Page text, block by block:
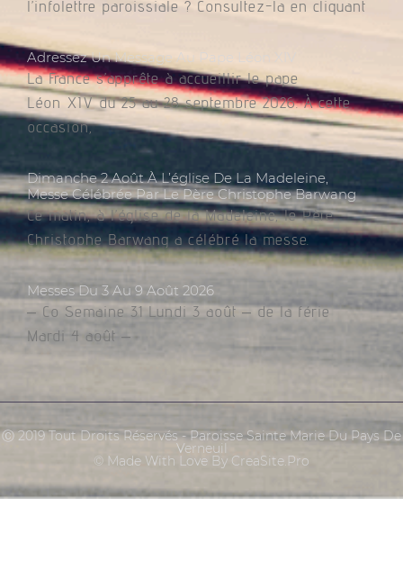
l’infolettre paroissiale ? Consultez-la en cliquant
Adressez Un Message Au Pape Léon XIV
La France s’apprête à accueillir le pape
Léon XIV du 25 au 28 septembre 2026. À cette
occasion,
Dimanche 2 Août À L’église De La Madeleine,
Messe Célébrée Par Le Père Christophe Barwang
Ce matin, à l’église de la Madeleine, le Père
Christophe Barwang a célébré la messe.
Messes Du 3 Au 9 Août 2026
– Co Semaine 31 Lundi 3 août – de la férie
Mardi 4 août –
Ⓒ 2019 Tout Droits Réservés - Paroisse Sainte Marie Du Pays De
Verneuil
© Made With Love By CreaSite.Pro